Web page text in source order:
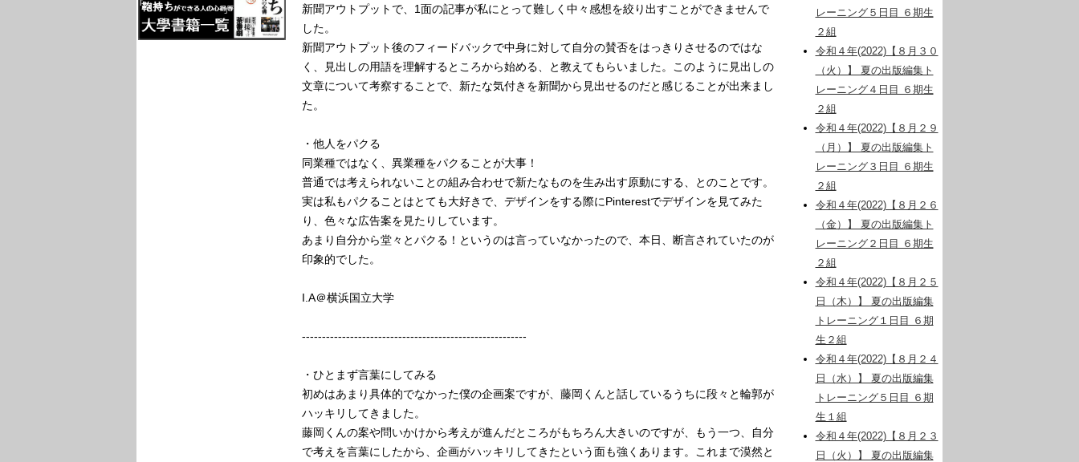
新聞アウトプットで、1面の記事が私にとって難しく中々感想を絞り出すことができませんで
した。
新聞アウトプット後のフィードバックで中身に対して自分の賛否をはっきりさせるのではな
く、見出しの用語を理解するところから始める、と教えてもらいました。このように見出しの
文章について考察することで、新たな気付きを新聞から見出せるのだと感じることが出来まし
た。
・他人をパクる
同業種ではなく、異業種をパクることが大事！
普通では考えられないことの組み合わせで新たなものを生み出す原動にする、とのことです。
実は私もパクることはとても大好きで、デザインをする際にPinterestでデザインを見てみた
り、色々な広告案を見たりしています。
あまり自分から堂々とパクる！というのは言っていなかったので、本日、断言されていたのが
印象的でした。
I.A＠横浜国立大学
--------------------------------------------------------
・ひとまず言葉にしてみる
初めはあまり具体的でなかった僕の企画案ですが、藤岡くんと話しているうちに段々と輪郭が
ハッキリしてきました。
藤岡くんの案や問いかけから考えが進んだところがもちろん大きいのですが、もう一つ、自分
で考えを言葉にしたから、企画がハッキリしてきたという面も強くあります。これまで漠然と
レーニング５日目 ６期生
２組
令和４年(2022)【８月３０
（火）】 夏の出版編集ト
レーニング４日目 ６期生
２組
令和４年(2022)【８月２９
（月）】 夏の出版編集ト
レーニング３日目 ６期生
２組
令和４年(2022)【８月２６
（金）】 夏の出版編集ト
レーニング２日目 ６期生
２組
令和４年(2022)【８月２５
日（木）】 夏の出版編集
トレーニング１日目 ６期
生２組
令和４年(2022)【８月２４
日（水）】 夏の出版編集
トレーニング５日目 ６期
生１組
令和４年(2022)【８月２３
日（火）】 夏の出版編集